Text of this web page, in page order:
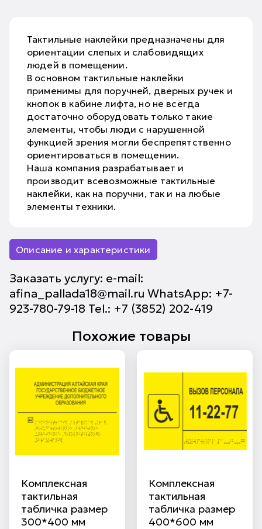
Тактильные наклейки предназначены для
ориентации слепых и слабовидящих
людей в помещении.
В основном тактильные наклейки
применимы для поручней, дверных ручек и
кнопок в кабине лифта, но не всегда
достаточно оборудовать только такие
элементы, чтобы люди с нарушенной
функцией зрения могли беспрепятственно
ориентироваться в помещении.
Наша компания разрабатывает и
производит всевозможные тактильные
наклейки, как на поручни, так и на любые
элементы техники.
Описание и характеристики
Заказать услугу: e-mail:
afina_pallada18@mail.ru WhatsApp: +7-
923-780-79-18 Tel.: +7 (3852) 202-419
Похожие товары
Комплексная
тактильная
табличка размер
300*400 мм
Комплексная
тактильная
табличка размер
400*600 мм